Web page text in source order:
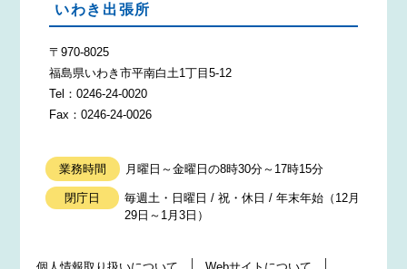
いわき出張所
〒970-8025
福島県いわき市平南白土1丁目5-12
Tel：0246-24-0020
Fax：0246-24-0026
業務時間 月曜日～金曜日の8時30分～17時15分
閉庁日
毎週土・日曜日 / 祝・休日 / 年末年始（12月
29日～1月3日）